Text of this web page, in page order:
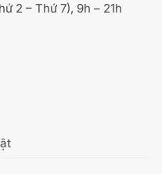
2 – Thứ 7), 9h – 21h